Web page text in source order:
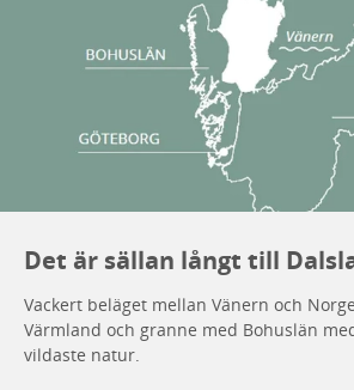
Det är sällan långt till
Vackert beläget mellan Vänern och
Värmland och granne med Bohuslän
vildaste natur.